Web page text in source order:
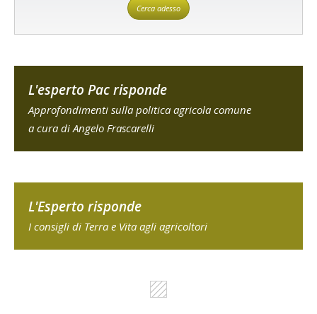
Cerca adesso
L'esperto Pac risponde
Approfondimenti sulla politica agricola comune
a cura di Angelo Frascarelli
L'Esperto risponde
I consigli di Terra e Vita agli agricoltori